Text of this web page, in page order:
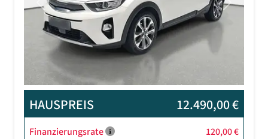
Previous Next
HAUSPREIS 12.490,00 €
Finanzierungsrate 120,00 €